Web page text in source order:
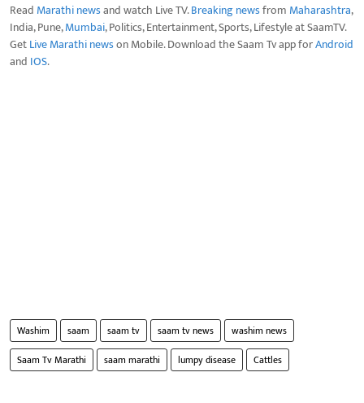
Read Marathi newsand watch Live TV.Breaking newsfrom Maharashtra,
India, Pune,Mumbai, Politics, Entertainment, Sports, Lifestyle at SaamTV.
GetLive Marathi newson Mobile. Download the Saam Tv app forAndroid
and IOS.
Washim saam saam tv saam tv news
washim news
Saam Tv Marathi
saam marathi lumpy disease Cattles